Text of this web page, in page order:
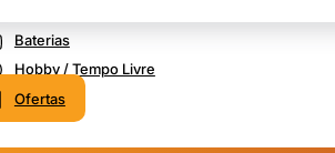
Baterias
Hobby / Tempo Livre
Ofertas